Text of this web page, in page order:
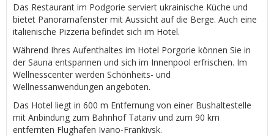
Das Restaurant im Podgorie serviert ukrainische Küche und
bietet Panoramafenster mit Aussicht auf die Berge. Auch eine
italienische Pizzeria befindet sich im Hotel.
Während Ihres Aufenthaltes im Hotel Porgorie können Sie in
der Sauna entspannen und sich im Innenpool erfrischen. Im
Wellnesscenter werden Schönheits- und
Wellnessanwendungen angeboten.
Das Hotel liegt in 600 m Entfernung von einer Bushaltestelle
mit Anbindung zum Bahnhof Tatariv und zum 90 km
entfernten Flughafen Ivano-Frankivsk.